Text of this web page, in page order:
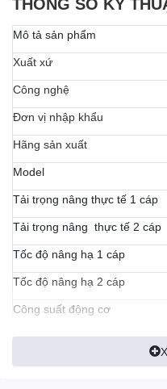
Lõi động cơ
được quấn
động mạnh mẽ, tăng sức
động cơ được bọc vỏ nhôm,
nhiệt, giúp giảm tối đa nhiệt
Mô tả sản phẩm
Xuất xứ
Công nghệ
Đơn vị nhập khẩu
Hãng sản xuất
Model
Tải trọng nâng thực tế 1 cáp
Tải trọng nâng thực tế 2 cáp
Tốc độ nâng hạ 1 cáp
Tốc độ nâng hạ 2 cáp
Công suất động cơ
Điện áp
Chiều dài cáp